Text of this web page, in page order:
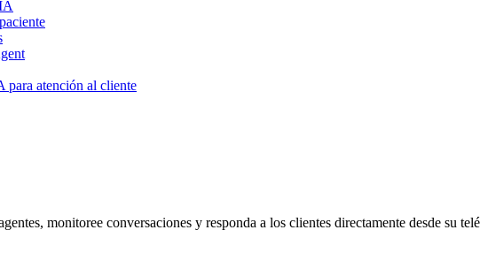
para atención al cliente
monitoree conversaciones y responda a los clientes directamente desde su